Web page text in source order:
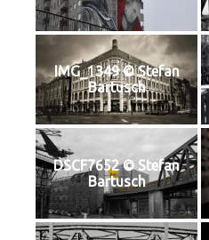
IMG_1349 © Stefan
Bartusch
DSCF7652 © Stefan
Bartusch